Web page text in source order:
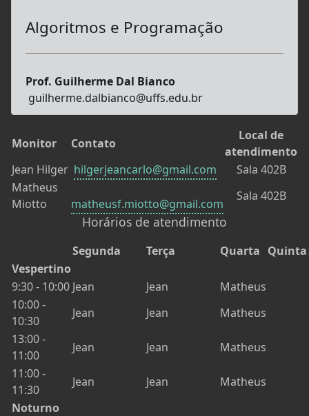
Algoritmos e Programação
Prof. Guilherme Dal Bianco
guilherme.dalbianco@uffs.edu.br
Monitor Contato
Local de
atendimento
Jean Hilger hilgerjeancarlo@gmail.com
Sala 402B
Matheus
Miotto
matheusf.miotto@gmail.com
Sala 402B
Horários de atendimento
Segunda Terça Quarta Quinta
Vespertino
9:30 - 10:00 Jean Jean
Matheus
10:00 -
10:30
Jean Jean
Matheus
13:00 -
11:00
Jean Jean
Matheus
11:00 -
11:30
Jean Jean
Matheus
Noturno